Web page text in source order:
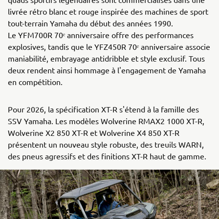
livrée rétro blanc et rouge inspirée des machines de sport
tout-terrain Yamaha du début des années 1990.
Le YFM700R 70ᵉ anniversaire offre des performances
explosives, tandis que le YFZ450R 70ᵉ anniversaire associe
maniabilité, embrayage antidribble et style exclusif. Tous
deux rendent ainsi hommage à l'engagement de Yamaha
en compétition.
Pour 2026, la spécification XT-R s'étend à la famille des
SSV Yamaha. Les modèles Wolverine RMAX2 1000 XT-R,
Wolverine X2 850 XT-R et Wolverine X4 850 XT-R
présentent un nouveau style robuste, des treuils WARN,
des pneus agressifs et des finitions XT-R haut de gamme.